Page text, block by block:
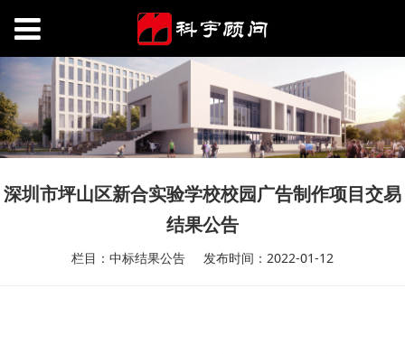
深圳市坪山区新合实验学校校园广告制作项目交易
结果公告
栏目：中标结果公告 发布时间：2022-01-12